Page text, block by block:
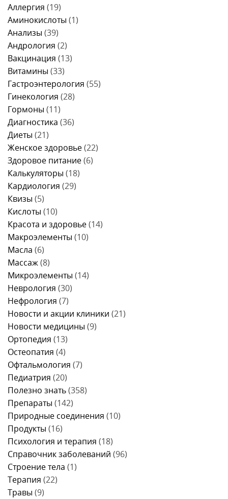
идти
к
врачу
и
когда
идти
к
врачу
колоноскопией
за
1
день
–
меню,
продукты
и
правила
питания
Аллергия (19)
Аминокислоты (1)
Анализы (39)
Андрология (2)
Вакцинация (13)
Витамины (33)
Гастроэнтерология (55)
Гинекология (28)
Гормоны (11)
Диагностика (36)
Диеты (21)
Женское здоровье(22)
Здоровое питание(6)
Калькуляторы (18)
Кардиология (29)
Квизы (5)
Кислоты (10)
Красота и здоровье(14)
Макроэлементы (10)
Масла (6)
Массаж(8)
Микроэлементы (14)
Неврология (30)
Нефрология (7)
Новости и акции клиники (21)
Новости медицины (9)
Ортопедия (13)
Остеопатия (4)
Офтальмология (7)
Педиатрия (20)
Полезно знать(358)
Препараты (142)
Природные соединения (10)
Продукты (16)
Психология и терапия (18)
Справочник заболеваний (96)
Строение тела (1)
Терапия (22)
Травы (9)